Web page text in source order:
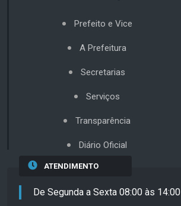
Prefeito e Vice
A Prefeitura
Secretarias
Serviços
Transparência
Diário Oficial
ATENDIMENTO
De Segunda a Sexta 08:00 às 14:00